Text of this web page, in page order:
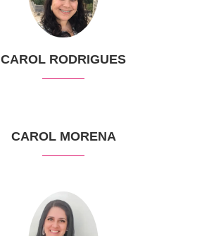
CAROL RODRIGUES
CAROL MORENA